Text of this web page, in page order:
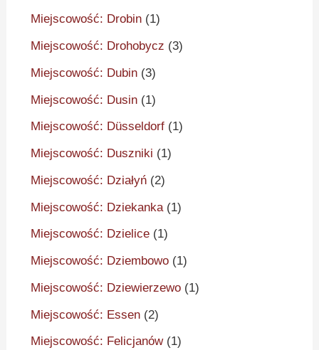
Miejscowość: Drobin (1)
Miejscowość: Drohobycz (3)
Miejscowość: Dubin (3)
Miejscowość: Dusin (1)
Miejscowość: Düsseldorf (1)
Miejscowość: Duszniki (1)
Miejscowość: Działyń (2)
Miejscowość: Dziekanka (1)
Miejscowość: Dzielice (1)
Miejscowość: Dziembowo (1)
Miejscowość: Dziewierzewo (1)
Miejscowość: Essen (2)
Miejscowość: Felicjanów(1)